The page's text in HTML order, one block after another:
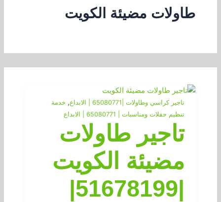
طاولات مضيئة الكويت
تاجير كراسي وطاولات |65080771 | الابداع , خدمة
تنظيم حفلات ومناسبات | 65080771 | الابداع
تاجير طاولات
مضيئة الكويت
|51678199|